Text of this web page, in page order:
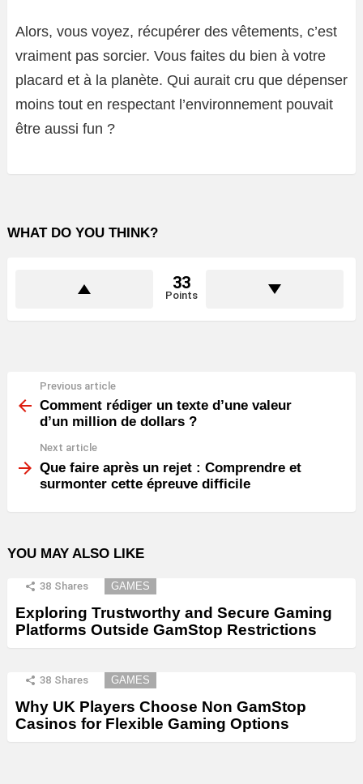
Alors, vous voyez, récupérer des vêtements, c’est
vraiment pas sorcier. Vous faites du bien à votre
placard et à la planète. Qui aurait cru que dépenser
moins tout en respectant l’environnement pouvait
être aussi fun ?
WHAT DO YOU THINK?
33
Points
more
Previous article
Comment rédiger un texte d’une valeur
d’un million de dollars ?
Next article
Que faire après un rejet : Comprendre et
surmonter cette épreuve difficile
YOU MAY ALSO LIKE
38 Shares GAMES
Exploring Trustworthy and Secure Gaming
Platforms Outside GamStop Restrictions
38 Shares GAMES
Why UK Players Choose Non GamStop
Casinos for Flexible Gaming Options